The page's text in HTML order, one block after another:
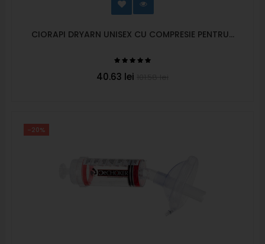
CIORAPI DRYARN UNISEX CU COMPRESIE PENTRU...
40.63 lei
-20%